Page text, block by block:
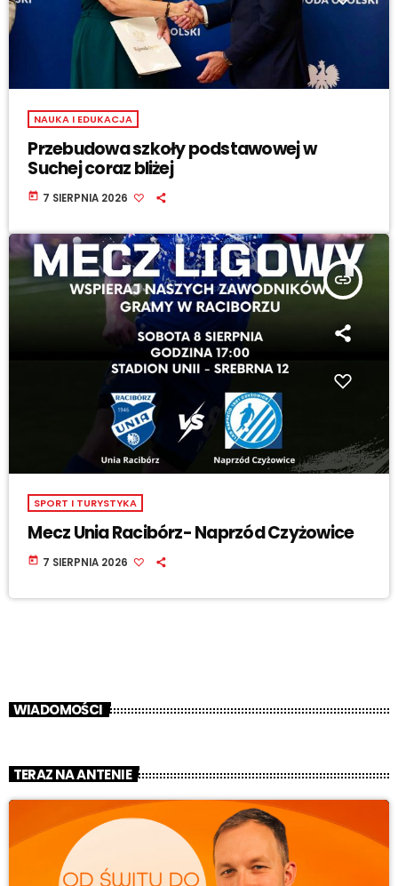
NAUKA I EDUKACJA
Przebudowa szkoły podstawowej w
Suchej coraz bliżej
today 7 SIERPNIA 2026
insert_link
SPORT I TURYSTYKA
Mecz Unia Racibórz- Naprzód Czyżowice
today 7 SIERPNIA 2026
WIADOMOŚCI
TERAZ NA ANTENIE